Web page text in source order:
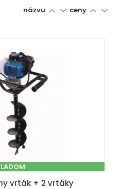
názvu ceny
vrták + 2 vrtáky